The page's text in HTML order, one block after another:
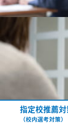
指定校推薦
（校内選考対策）